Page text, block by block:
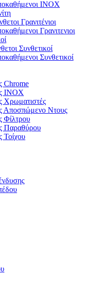
INOX
Γρανιτένιοι
Γρανιτενιοι
Συνθετικοί
Συνθετικοί
Chrome
INOX
Χρωματιστές
Αποσπώμενο Ντους
Φίλτρου
Παραθύρου
Τοίχου